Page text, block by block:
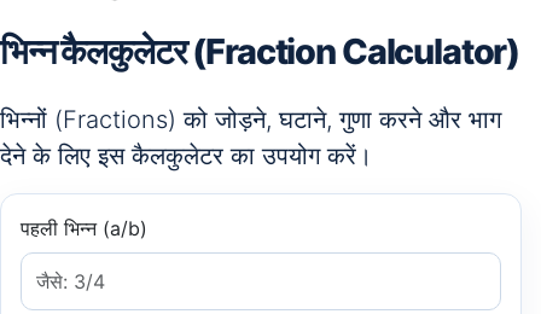
भिन्न कैलकुलेटर (Fraction Calculator)
भिन्नों (Fractions) को जोड़ने, घटाने, गुणा करने और भाग
देने के लिए इस कैलकुलेटर का उपयोग करें।
पहली भिन्न (a/b)